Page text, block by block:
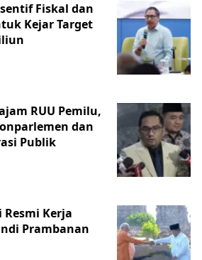
Fiskal dan
Kejar Target
RUU Pemilu,
dan
Publik
Kerja
Prambanan